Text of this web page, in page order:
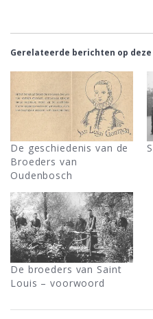
Gerelateerde berichten op
De geschiedenis van de
Broeders van
Oudenbosch
De broeders van Saint
Louis – voorwoord